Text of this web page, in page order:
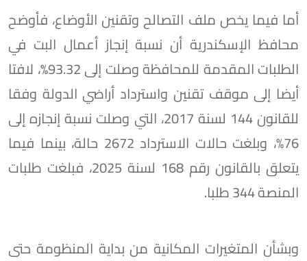
أما فيما يخص ملف التصالح وتقنين الأوضاع، فأوضح
محافظ الإسكندرية أن نسبة إنجاز أعمال البت في
الطلبات المقدمة للمحافظة وصلت إلى 93.32%، لافتا
أيضا إلى موقف تقنين واسترداد أراضي الدولة وفقا
للقانون 144 لسنة 2017، التي وصلت نسبة إنجازه إلى
76%، وبلغت حالات الاسترداد 2672 حالة، بينما فيما
يتعلق بالقانون رقم 168 لسنة 2025، فبلغت طلبات
المنصة 344 طلبا.
وبشأن المتغيرات المكانية من بداية المنظومة حتى